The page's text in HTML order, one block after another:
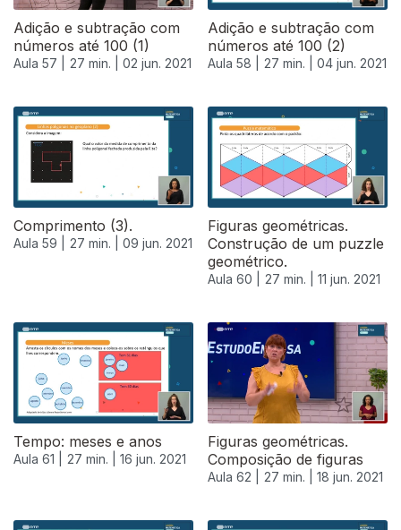
Adição e subtração com
números até 100 (1)
Aula 57 | 27 min. | 02 jun. 2021
Adição e subtração com
números até 100 (2)
Aula 58 | 27 min. | 04 jun. 2021
Comprimento (3).
Aula 59 | 27 min. | 09 jun. 2021
Figuras geométricas.
Construção de um puzzle
geométrico.
Aula 60 | 27 min. | 11 jun. 2021
550505
Tempo: meses e anos
Aula 61 | 27 min. | 16 jun. 2021
Figuras geométricas.
Composição de figuras
Aula 62 | 27 min. | 18 jun. 2021